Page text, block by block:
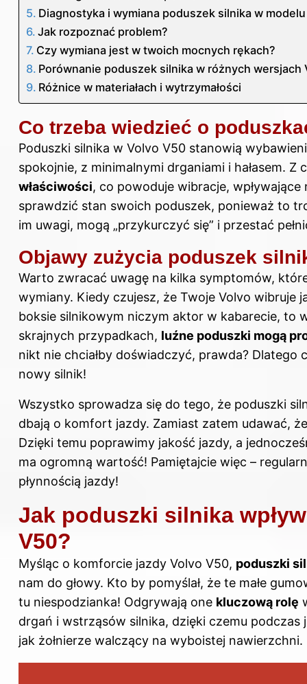
Diagnostyka i wymiana poduszek silnika w
Jak rozpoznać problem?
Czy wymiana jest w twoich mocnych rękach?
Porównanie poduszek silnika w różnych wersjach
Różnice w materiałach i wytrzymałości
Co trzeba wiedzieć o
Poduszki silnika w Volvo V50 stanowią
spokojnie, z minimalnymi drganiami i hałasem. Z
właściwości, co powoduje wibracje,
sprawdzić stan swoich poduszek, ponieważ to
im uwagi, mogą „przykurczyć się” i przestać
Objawy zużycia poduszek
Warto zwracać uwagę na kilka symptomów,
wymiany. Kiedy czujesz, że Twoje Volvo wibruje
boksie silnikowym niczym aktor w kabarecie, to
skrajnych przypadkach, luźne poduszki mogą
nikt nie chciałby doświadczyć, prawda?
nowy silnik!
Wszystko sprowadza się do tego, że poduszki
dbają o komfort jazdy. Zamiast zatem udawać,
Dzięki temu poprawimy jakość jazdy, a
ma ogromną wartość! Pamiętajcie więc –
płynnością jazdy!
Jak poduszki silnika
V50?
Myśląc o komforcie jazdy Volvo V50, poduszki
nam do głowy. Kto by pomyślał, że te małe
tu niespodzianka! Odgrywają one kluczową rolę
drgań i wstrząsów silnika, dzięki czemu
jak żołnierze walczący na wyboistej nawierzchni.